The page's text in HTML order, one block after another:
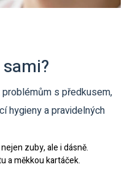
s předkusem,
hygieny a pravidelných
zuby, ale i dásně.
a měkkou kartáček.